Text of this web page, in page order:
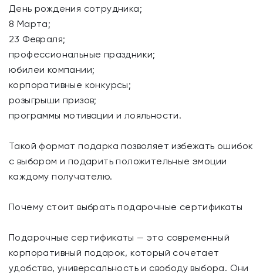
День рождения сотрудника;
8 Марта;
23 Февраля;
профессиональные праздники;
юбилеи компании;
корпоративные конкурсы;
розыгрыши призов;
программы мотивации и лояльности.
Такой формат подарка позволяет избежать ошибок
с выбором и подарить положительные эмоции
каждому получателю.
Почему стоит выбрать подарочные сертификаты
Подарочные сертификаты — это современный
корпоративный подарок, который сочетает
удобство, универсальность и свободу выбора. Они